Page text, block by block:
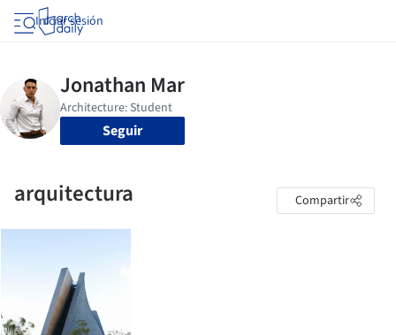
Iniciar sesión
Seguir
arquitectura Compartir